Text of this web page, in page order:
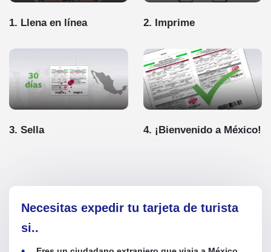
1. Llena en línea 2. Imprime
3. Sella 4. ¡Bienvenido a México!
Necesitas expedir tu tarjeta de turista
si..